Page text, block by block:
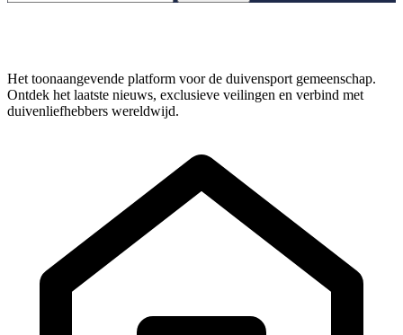
Het toonaangevende platform voor de duivensport gemeenschap.
Ontdek het laatste nieuws, exclusieve veilingen en verbind met
duivenliefhebbers wereldwijd.